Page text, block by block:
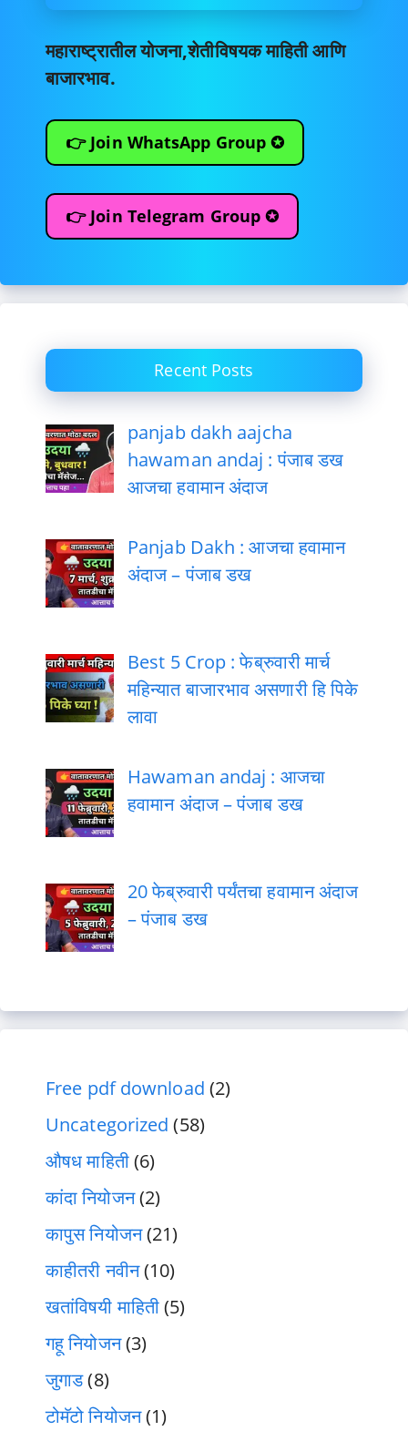
महाराष्ट्रातील योजना,शेतीविषयक माहिती आणि
बाजारभाव.
👉 Join WhatsApp Group ✪
👉 Join Telegram Group ✪
Recent Posts
panjab dakh aajcha
hawaman andaj : पंजाब डख
आजचा हवामान अंदाज
Panjab Dakh : आजचा हवामान
अंदाज – पंजाब डख
Best 5 Crop : फेब्रुवारी मार्च
महिन्यात बाजारभाव असणारी हि पिके
लावा
Hawaman andaj : आजचा
हवामान अंदाज – पंजाब डख
20 फेब्रुवारी पर्यंतचा हवामान अंदाज
– पंजाब डख
Free pdf download (2)
Uncategorized (58)
औषध माहिती(6)
कांदा नियोजन(2)
कापुस नियोजन(21)
काहीतरी नवीन(10)
खतांविषयी माहिती(5)
गहू नियोजन(3)
जुगाड(8)
टोमॅटो नियोजन(1)